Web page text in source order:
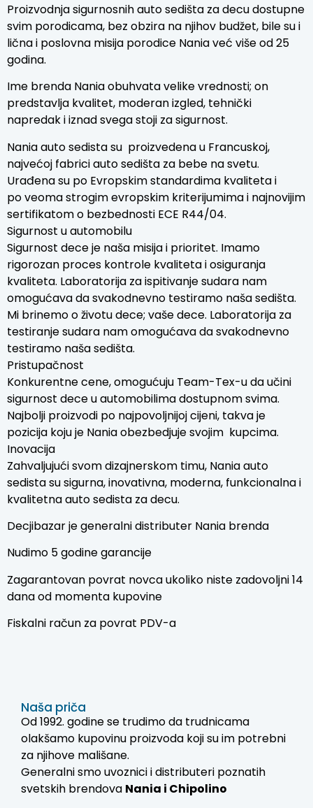
Proizvodnja sigurnosnih auto sedišta za decu dostupne
svim porodicama, bez obzira na njihov budžet, bile su i
lična i poslovna misija porodice Nania već više od 25
godina.
Ime brenda Nania obuhvata velike vrednosti; on
predstavlja kvalitet, moderan izgled, tehnički
napredak i iznad svega stoji za sigurnost.
Nania auto sedista su proizvedena u Francuskoj,
najvećoj fabrici auto sedišta za bebe na svetu.
Urađena su po Evropskim standardima kvaliteta i
po veoma strogim evropskim kriterijumima i najnovijim
sertifikatom o bezbednosti ECE R44/04.
Sigurnost u automobilu
Sigurnost dece je naša misija i prioritet. Imamo
rigorozan proces kontrole kvaliteta i osiguranja
kvaliteta. Laboratorija za ispitivanje sudara nam
omogućava da svakodnevno testiramo naša sedišta.
Mi brinemo o životu dece; vaše dece. Laboratorija za
testiranje sudara nam omogućava da svakodnevno
testiramo naša sedišta.
Pristupačnost
Konkurentne cene, omogućuju Team-Tex-u da učini
sigurnost dece u automobilima dostupnom svima.
Najbolji proizvodi po najpovoljnijoj cijeni, takva je
pozicija koju je Nania obezbedjuje svojim kupcima.
Inovacija
Zahvaljujući svom dizajnerskom timu, Nania auto
sedista su sigurna, inovativna, moderna, funkcionalna i
kvalitetna auto sedista za decu.
Decjibazar je generalni distributer Nania brenda
Nudimo 5 godine garancije
Zagarantovan povrat novca ukoliko niste zadovoljni 14
dana od momenta kupovine
Fiskalni račun za povrat PDV-a
Naša priča
Od 1992. godine se trudimo da trudnicama
olakšamo kupovinu proizvoda koji su im potrebni
za njihove mališane.
Generalni smo uvoznici i distributeri poznatih
svetskih brendova Nania i Chipolino